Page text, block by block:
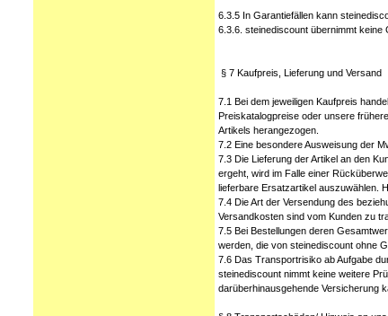
6.3.5 In Garantiefällen kann
6.3.6. steinediscount übernimmt keine
§ 7 Kaufpreis, Lieferung und Versand
7.1 Bei dem jeweiligen Kaufpreis
Preiskatalogpreise oder unsere
Artikels herangezogen.
7.2 Eine besondere Ausweisung der
7.3 Die Lieferung der Artikel an den
ergeht, wird im Falle einer
lieferbare Ersatzartikel auszuwählen.
7.4 Die Art der Versendung des
Versandkosten sind vom Kunden zu
7.5 Bei Bestellungen deren
werden, die von steinediscount ohne
7.6 Das Transportrisiko ab Aufgabe
steinediscount nimmt keine weitere
darüberhinausgehende Versicherung